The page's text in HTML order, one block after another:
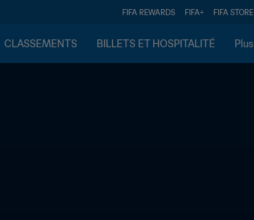
FIFA REWARDS FIFA+ FIFA STORE
CLASSEMENTS BILLETS ET HOSPITALITÉ Plus